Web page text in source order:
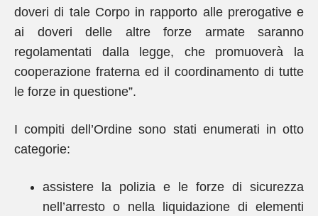
doveri di tale Corpo in rapporto alle prerogative e
ai doveri delle altre forze armate saranno
regolamentati dalla legge, che promuoverà la
cooperazione fraterna ed il coordinamento di tutte
le forze in questione”.
I compiti dell’Ordine sono stati enumerati in otto
categorie:
assistere la polizia e le forze di sicurezza
nell’arresto o nella liquidazione di elementi